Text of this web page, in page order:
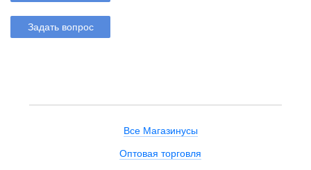
Задать вопрос
Все Магазинусы
Оптовая торговля